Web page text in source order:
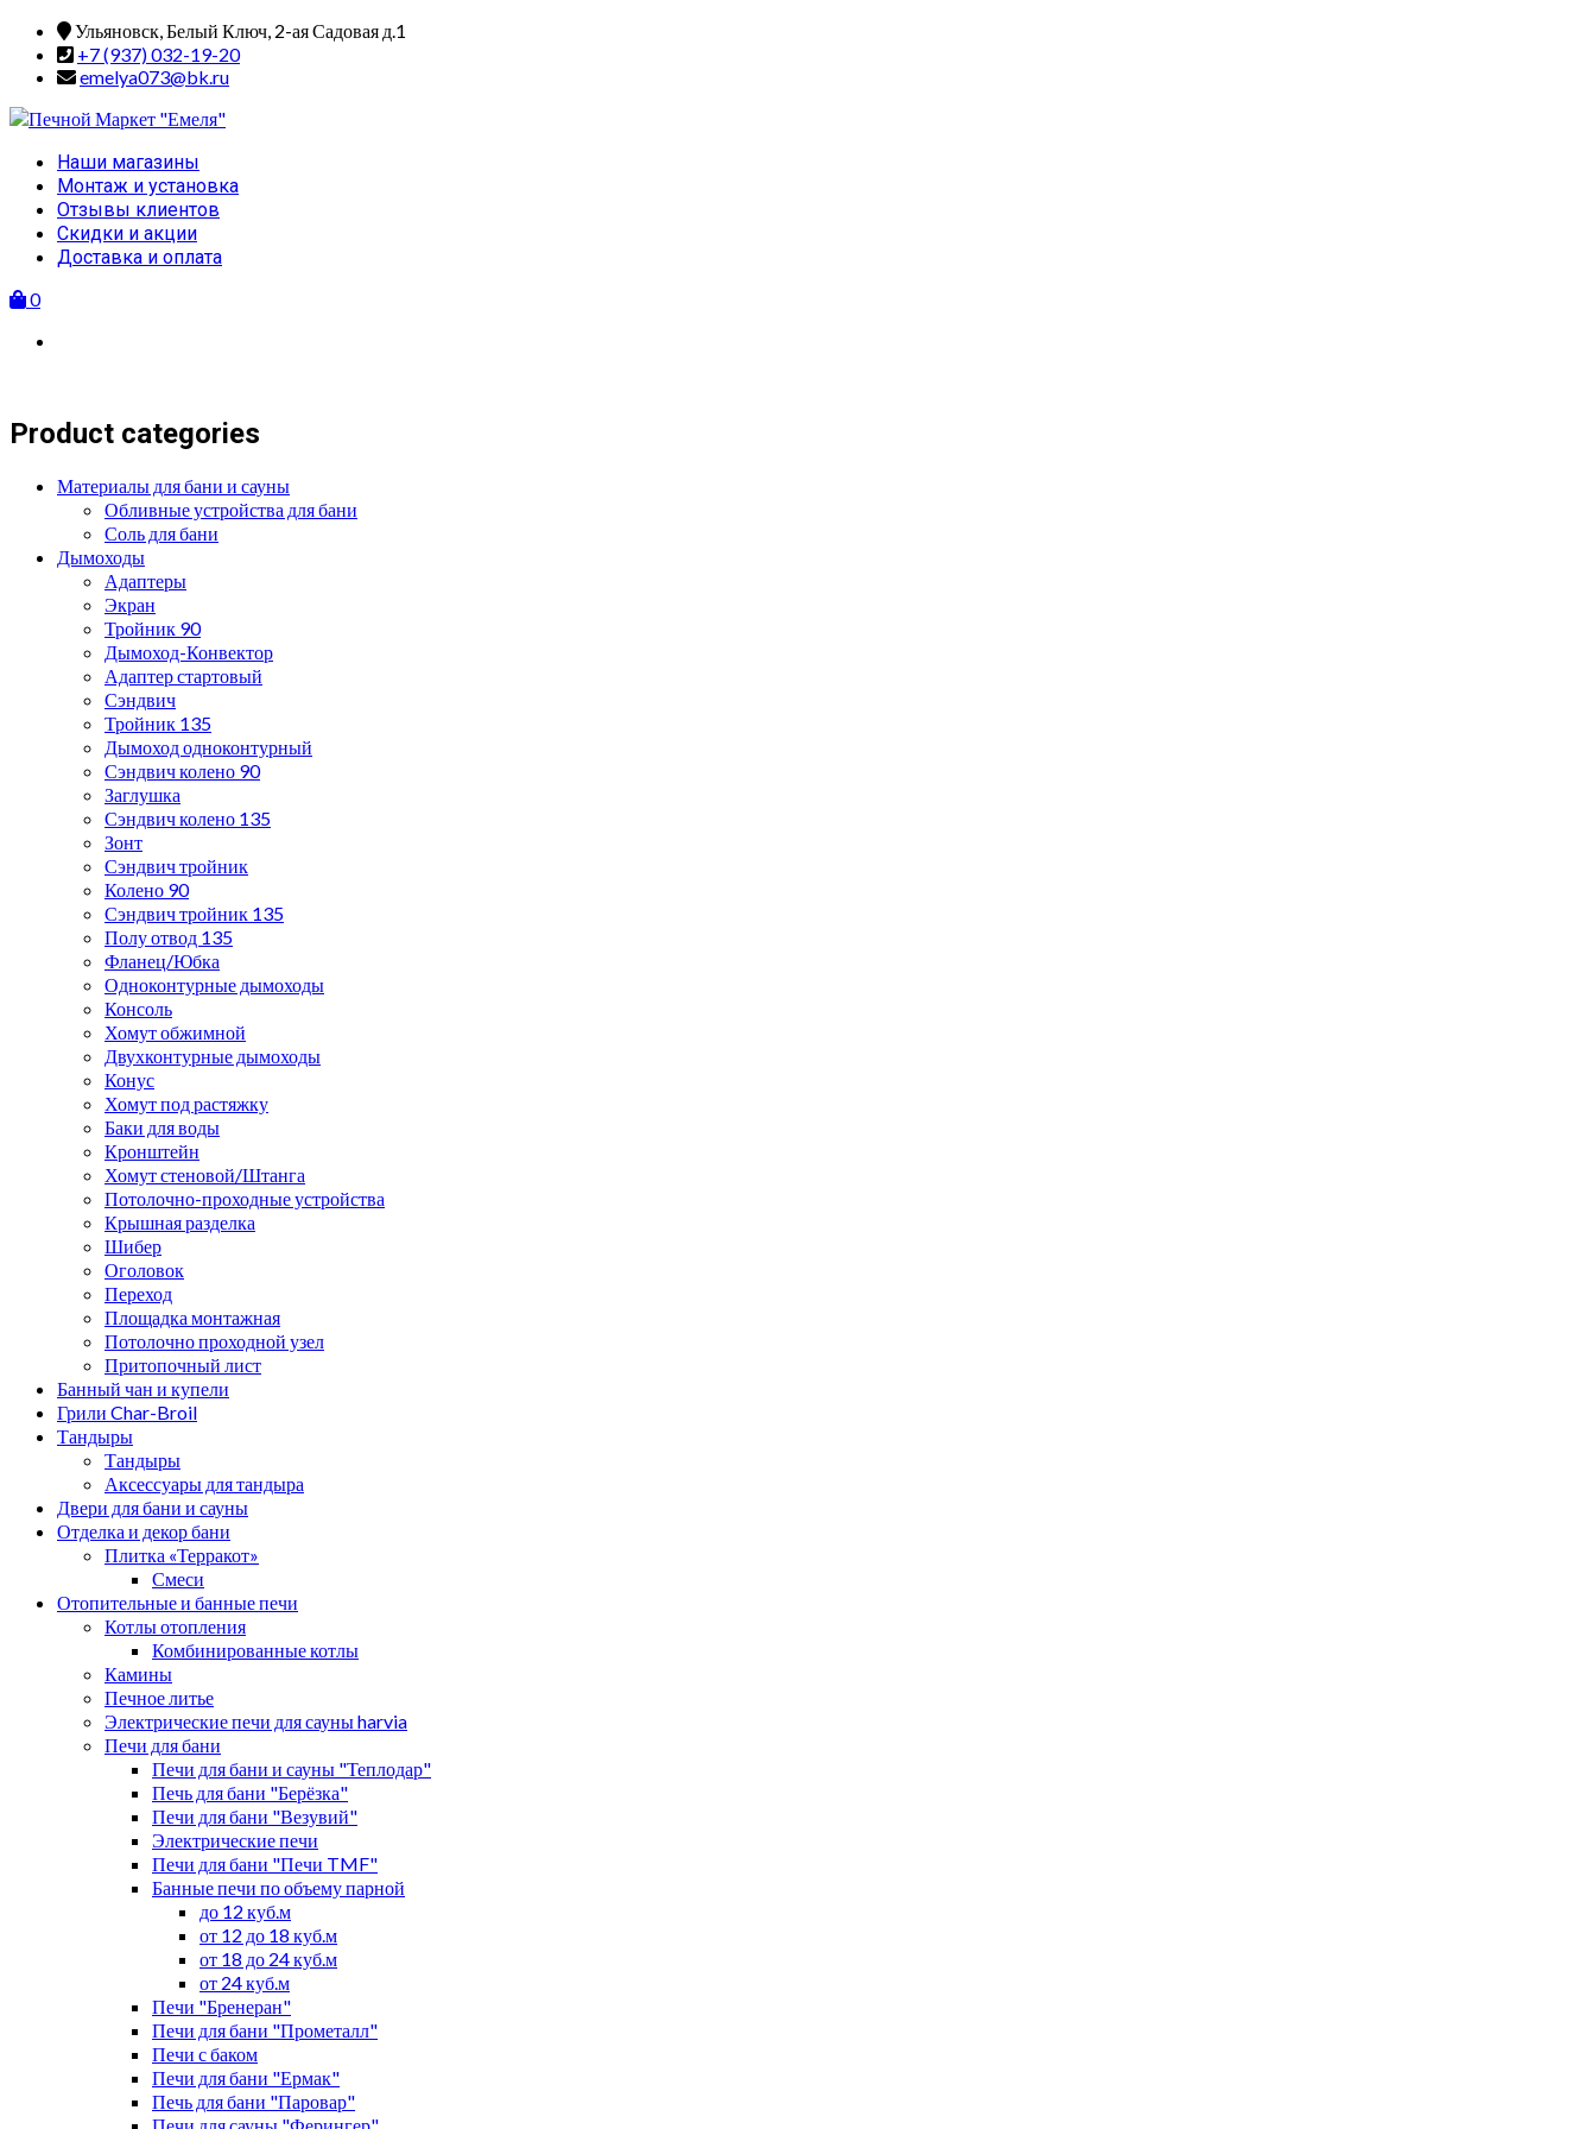
Skip
content
Ульяновск, Белый Ключ, 2-ая Садовая д.1
+7 (937) 032-19-20
emelya073@bk.ru
Primary
Menu
Наши магазины
Монтаж и установка
Отзывы клиентов
Скидки и акции
Доставка и оплата
0
Product categories
Материалы для бани и сауны
Обливные устройства для бани
Соль для бани
Дымоходы
Адаптеры
Экран
Тройник 90
Дымоход-Конвектор
Адаптер стартовый
Сэндвич
Тройник 135
Дымоход одноконтурный
Сэндвич колено 90
Заглушка
Сэндвич колено 135
Зонт
Сэндвич тройник
Колено 90
Сэндвич тройник 135
Полу отвод 135
Фланец/Юбка
Одноконтурные дымоходы
Консоль
Хомут обжимной
Двухконтурные дымоходы
Конус
Хомут под растяжку
Баки для воды
Кронштейн
Хомут стеновой/Штанга
Потолочно-проходные устройства
Крышная разделка
Шибер
Оголовок
Переход
Площадка монтажная
Потолочно проходной узел
Притопочный лист
Банный чан и купели
Грили Char-Broil
Тандыры
Тандыры
Аксессуары для тандыра
Двери для бани и сауны
Отделка и декор бани
Плитка «Терракот»
Смеси
Отопительные и банные печи
Котлы отопления
Комбинированные котлы
Камины
Печное литье
Электрические печи для сауны harvia
Печи для бани
Печи для бани и сауны "Теплодар"
Печь для бани "Берёзка"
Печи для бани "Везувий"
Электрические печи
Печи для бани "Печи TMF"
Банные печи по объему парной
до 12 куб.м
от 12 до 18 куб.м
от 18 до 24 куб.м
от 24 куб.м
Печи "Бренеран"
Печи для бани "Прометалл"
Печи с баком
Печи для бани "Ермак"
Печь для бани "Паровар"